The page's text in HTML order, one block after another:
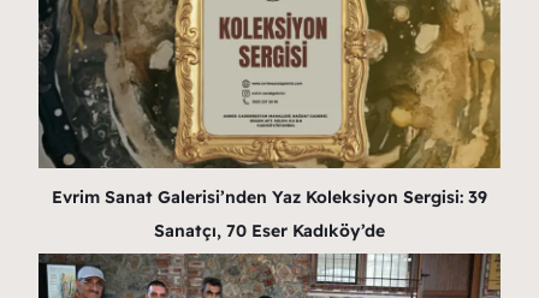
Evrim Sanat Galerisi’nden Yaz Koleksiyon Sergisi: 39
Sanatçı, 70 Eser Kadıköy’de